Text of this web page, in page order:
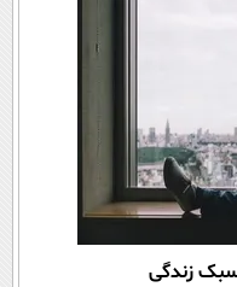
سبک زندگی